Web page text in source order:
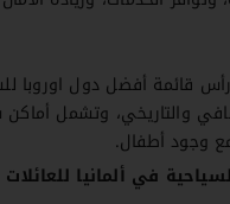
رأس قائمة أفضل دول اوروبا
والتاريخي، وتشمل أماكن
وجود أطفال.
في ألمانيا للعائلات